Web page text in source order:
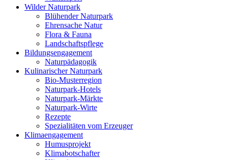
Wilder Naturpark
Blühender Naturpark
Ehrensache Natur
Flora & Fauna
Landschaftspflege
Bildungs­engagement
Naturpädagogik
Kulinarischer Naturpark
Bio-Musterregion
Naturpark-Hotels
Naturpark-Märkte
Naturpark-Wirte
Rezepte
Spezialitäten vom Erzeuger
Klima­engagement
Humusprojekt
Klimabotschafter